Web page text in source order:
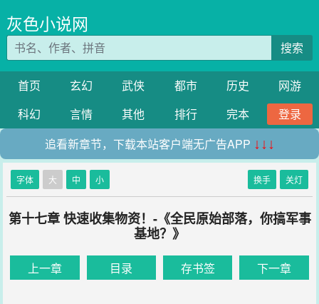
灰色小说网
搜索
首页 玄幻 武侠 都市 历史
网游
科幻
言情 其他 排行 完本
登录
追看新章节，下载本站客户端无广告APP ↓↓↓
字体 大 中 小 换手 关灯
第十七章 快速收集物资！-《全民原始部落，你搞军事
基地？》
上一章 目录 存书签 下一章